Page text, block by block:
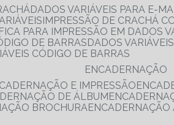
DADOS VARIÁVEIS PARA E-
IMPRESSÃO DE CRACHÁ
PARA IMPRESSÃO EM DADOS
DE BARRAS
DADOS
CÓDIGO DE BARRAS
ENCADERNAÇÃO
E IMPRESSÃO
DE ÁLBUM
BROCHURA